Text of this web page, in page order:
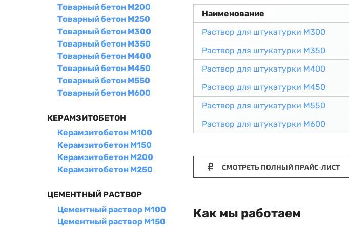
Товарный бетон М200
Товарный бетон М250
Товарный бетон М300
Товарный бетон М350
Товарный бетон М400
Товарный бетон М450
Товарный бетон М550
Товарный бетон М600
КЕРАМЗИТОБЕТОН
Керамзитобетон М100
Керамзитобетон М150
Керамзитобетон М200
Керамзитобетон М250
ЦЕМЕНТНЫЙ РАСТВОР
Цементный раствор М100
Цементный раствор М150
Наименование
Раствор для штукатурки М300
Раствор для штукатурки М350
Раствор для штукатурки М400
Раствор для штукатурки М450
Раствор для штукатурки М550
Раствор для штукатурки М600
СМОТРЕТЬ ПОЛНЫЙ ПРАЙС-ЛИСТ
Как мы работаем